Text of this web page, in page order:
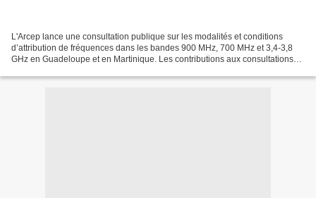
L'Arcep lance une consultation publique sur les modalités et conditions
d’attribution de fréquences dans les bandes 900 MHz, 700 MHz et 3,4-3,8
GHz en Guadeloupe et en Martinique. Les contributions aux consultations